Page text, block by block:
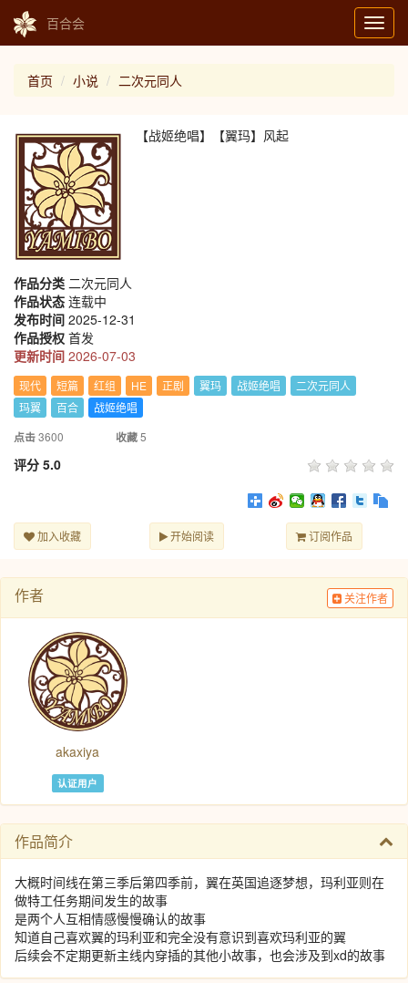
百合会
首页 小说 二次元同人
【战姬绝唱】【翼玛】风起
作品分类 二次元同人
作品状态 连载中
发布时间 2025-12-31
作品授权 首发
更新时间 2026-07-03
现代 短篇 红组 HE 正剧 翼玛 战姬绝唱
二次元同人
玛翼
百合
战姬绝唱
点击3600 收藏5
评分 5.0
加入收藏 开始阅读 订阅作品
作者 关注作者
akaxiya
认证用户
作品简介
大概时间线在第三季后第四季前，翼在英国追逐梦想，玛利亚则在
做特工任务期间发生的故事
是两个人互相情感慢慢确认的故事
知道自己喜欢翼的玛利亚和完全没有意识到喜欢玛利亚的翼
后续会不定期更新主线内穿插的其他小故事，也会涉及到xd的故事